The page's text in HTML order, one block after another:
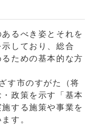
るべき姿とそれを
しており、総合
ための基本的な方
す市のすがた（将
政策を示す「基本
する施策や事業を
す。